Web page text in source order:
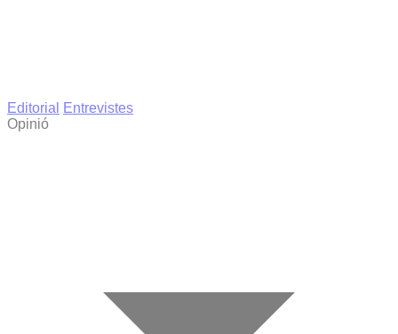
Editorial
Entrevistes
Opinió